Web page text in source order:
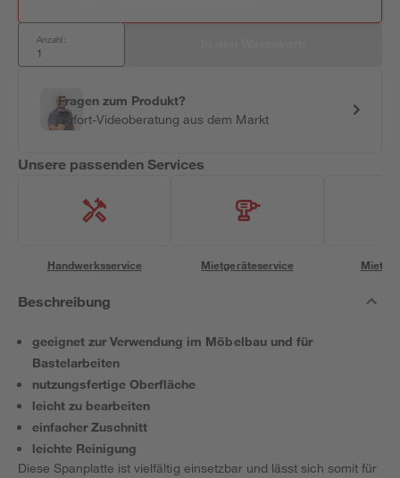
Anzahl:
Fragen zum Produkt?
Sofort-Videoberatung aus dem Markt
Unsere passenden Services
Handwerksservice Mietgeräteservice
Beschreibung
geeignet zur Verwendung im Möbelbau und für
Bastelarbeiten
nutzungsfertige Oberfläche
leicht zu bearbeiten
einfacher Zuschnitt
leichte Reinigung
Diese Spanplatte ist vielfältig einsetzbar und lässt sich somit für